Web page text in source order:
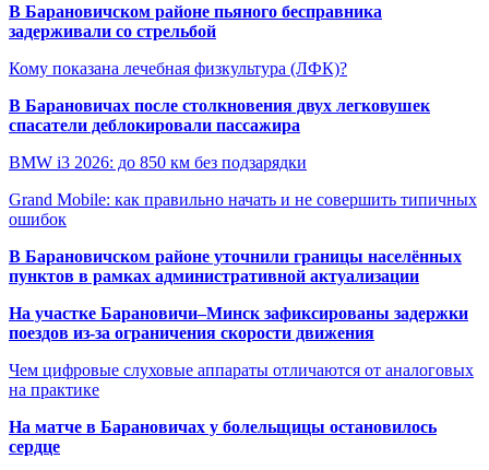
В Барановичском районе пьяного бесправника
задерживали со стрельбой
Кому показана лечебная физкультура (ЛФК)?
В Барановичах после столкновения двух легковушек
спасатели деблокировали пассажира
BMW i3 2026: до 850 км без подзарядки
Grand Mobile: как правильно начать и не совершить типичных
ошибок
В Барановичском районе уточнили границы населённых
пунктов в рамках административной актуализации
На участке Барановичи–Минск зафиксированы задержки
поездов из-за ограничения скорости движения
Чем цифровые слуховые аппараты отличаются от аналоговых
на практике
На матче в Барановичах у болельщицы остановилось
сердце